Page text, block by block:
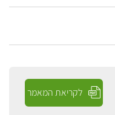
לקריאת המאמר